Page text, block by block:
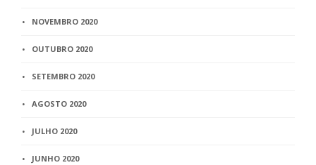
NOVEMBRO 2020
OUTUBRO 2020
SETEMBRO 2020
AGOSTO 2020
JULHO 2020
JUNHO 2020